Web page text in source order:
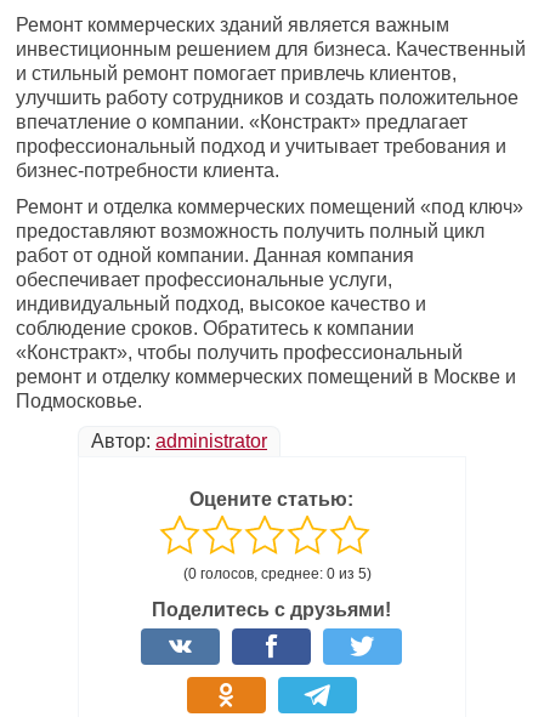
Ремонт коммерческих зданий является важным
инвестиционным решением для бизнеса. Качественный
и стильный ремонт помогает привлечь клиентов,
улучшить работу сотрудников и создать положительное
впечатление о компании. «Констракт» предлагает
профессиональный подход и учитывает требования и
бизнес-потребности клиента.
Ремонт и отделка коммерческих помещений «под ключ»
предоставляют возможность получить полный цикл
работ от одной компании. Данная компания
обеспечивает профессиональные услуги,
индивидуальный подход, высокое качество и
соблюдение сроков. Обратитесь к компании
«Констракт», чтобы получить профессиональный
ремонт и отделку коммерческих помещений в Москве и
Подмосковье.
Автор: administrator
Оцените статью:
(0 голосов, среднее: 0 из 5)
Поделитесь с друзьями!